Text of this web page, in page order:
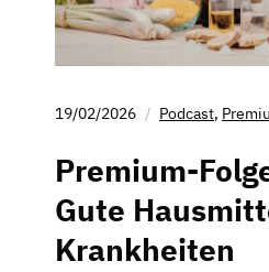
19/02/2026 Podcast,
Premium-
Gute
Krankheiten